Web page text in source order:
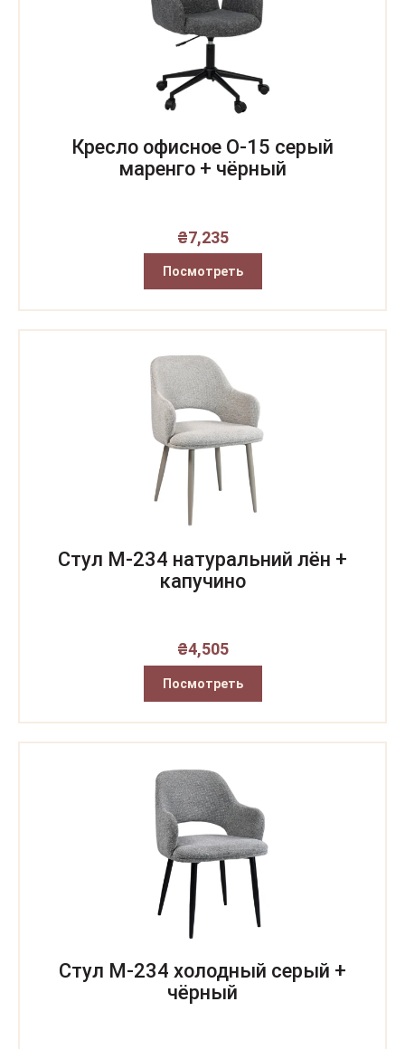
Кресло офисное O-15 серый
маренго + чёрный
₴7,235
Посмотреть
Стул M-234 натуральний лён +
капучино
₴4,505
Посмотреть
Стул M-234 холодный серый +
чёрный